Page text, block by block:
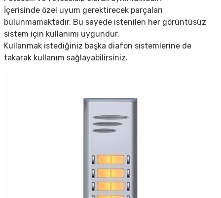
İçerisinde özel uyum gerektirecek parçaları
bulunmamaktadır. Bu sayede istenilen her görüntüsüz
sistem için kullanımı uygundur.
Kullanmak istediğiniz başka diafon sistemlerine de
takarak kullanım sağlayabilirsiniz.